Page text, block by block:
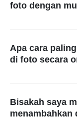
foto dengan
diunduh.
Apa cara
di foto secara
profesional. Jadi,
foto quotes online.
Bisakah saya
menambahkan